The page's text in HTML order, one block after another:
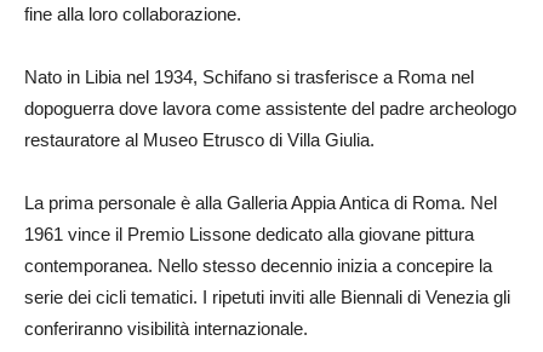
fine alla loro collaborazione.
Nato in Libia nel 1934, Schifano si trasferisce a Roma nel
dopoguerra dove lavora come assistente del padre archeologo
restauratore al Museo Etrusco di Villa Giulia.
La prima personale è alla Galleria Appia Antica di Roma. Nel
1961 vince il Premio Lissone dedicato alla giovane pittura
contemporanea. Nello stesso decennio inizia a concepire la
serie dei cicli tematici. I ripetuti inviti alle Biennali di Venezia gli
conferiranno visibilità internazionale.